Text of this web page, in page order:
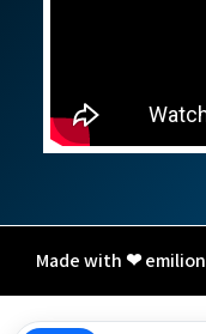
Made with ❤ emilion